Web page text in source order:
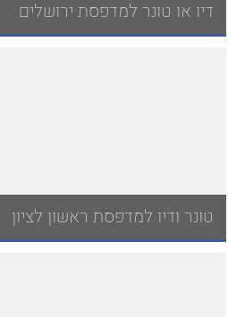
דיו או טונר למדפסת ירושלים
טונר ודיו למדפסת ראשון לציון